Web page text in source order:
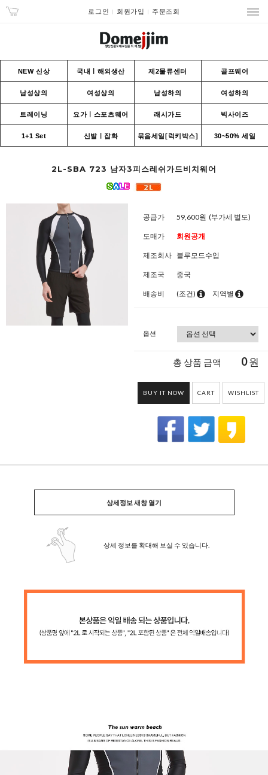
로그인 회원가입 주문조회
NEW 신상 국내ㅣ해외생산 제2물류센터 골프웨어
남성상의 여성상의 남성하의 여성하의
트레이닝 요가ㅣ스포츠웨어 래시가드 빅사이즈
1+1 Set 신발ㅣ잡화 묶음세일[럭키박스] 30~50% 세일
2L-SBA 723 남자3피스레쉬가드비치웨어
공급가 59,600원 (부가세 별도)
도매가 회원공개
제조회사 블루모드수입
제조국 중국
배송비 (조건) 지역별
옵션
총 상품 금액 0원
BUY IT NOW CART WISHLIST
상세정보 새창 열기
상세 정보를 확대해 보실 수 있습니다.